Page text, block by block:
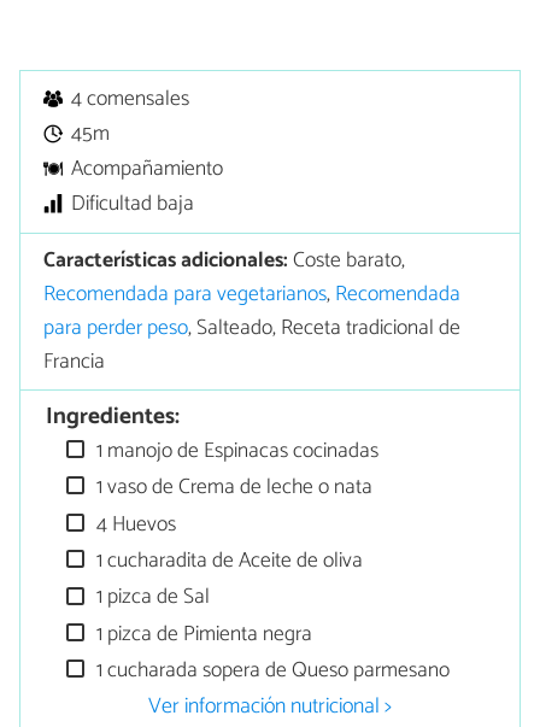
4 comensales
45m
Acompañamiento
Dificultad baja
Características adicionales:Coste barato,
Recomendada para vegetarianos,Recomendada
para perder peso, Salteado, Receta tradicional de
Francia
Ingredientes:
1 manojo de Espinacas cocinadas
1 vaso de Crema de leche o nata
4 Huevos
1 cucharadita de Aceite de oliva
1 pizca de Sal
1 pizca de Pimienta negra
1 cucharada sopera de Queso parmesano
Ver información nutricional >